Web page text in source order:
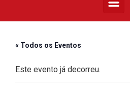
« Todos os Eventos
Este evento já decorreu.